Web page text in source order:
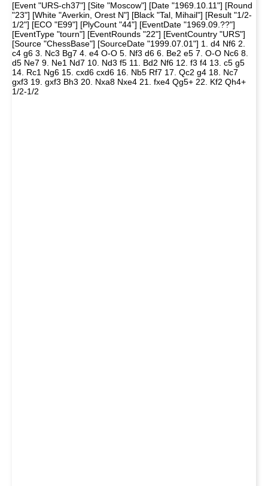
[Event "URS-ch37"] [Site "Moscow"] [Date "1969.10.11"] [Round
"23"] [White "Averkin, Orest N"] [Black "Tal, Mihail"] [Result "1/2-
1/2"] [ECO "E99"] [PlyCount "44"] [EventDate "1969.09.??"]
[EventType "tourn"] [EventRounds "22"] [EventCountry "URS"]
[Source "ChessBase"] [SourceDate "1999.07.01"] 1. d4 Nf6 2.
c4 g6 3. Nc3 Bg7 4. e4 O-O 5. Nf3 d6 6. Be2 e5 7. O-O Nc6 8.
d5 Ne7 9. Ne1 Nd7 10. Nd3 f5 11. Bd2 Nf6 12. f3 f4 13. c5 g5
14. Rc1 Ng6 15. cxd6 cxd6 16. Nb5 Rf7 17. Qc2 g4 18. Nc7
gxf3 19. gxf3 Bh3 20. Nxa8 Nxe4 21. fxe4 Qg5+ 22. Kf2 Qh4+
1/2-1/2